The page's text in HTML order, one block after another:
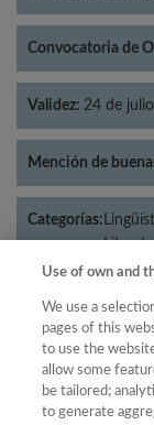
Convocatoria de
Validez: 24 de
Mención de
Categorías:
Año
Año
Use of own and
We use a
pages of this
to use the
allow some
be tailored;
to generate